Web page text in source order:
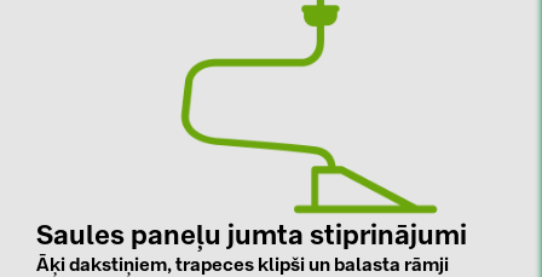
KATEGORIJAS
Saules paneļu jumta stiprinājumi
Āķi dakstiņiem, trapeces klipši un balasta rāmji